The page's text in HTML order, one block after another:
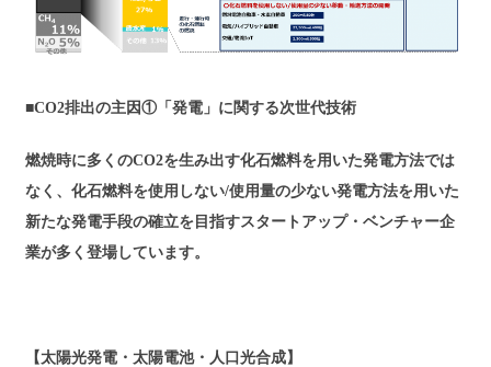
■CO2排出の主因①「発電」に関する次世代技術
燃焼時に多くのCO2を生み出す化石燃料を用いた発電方法では
なく、化石燃料を使用しない/使用量の少ない発電方法を用いた
新たな発電手段の確立を目指すスタートアップ・ベンチャー企
業が多く登場しています。
【太陽光発電・太陽電池・人口光合成】